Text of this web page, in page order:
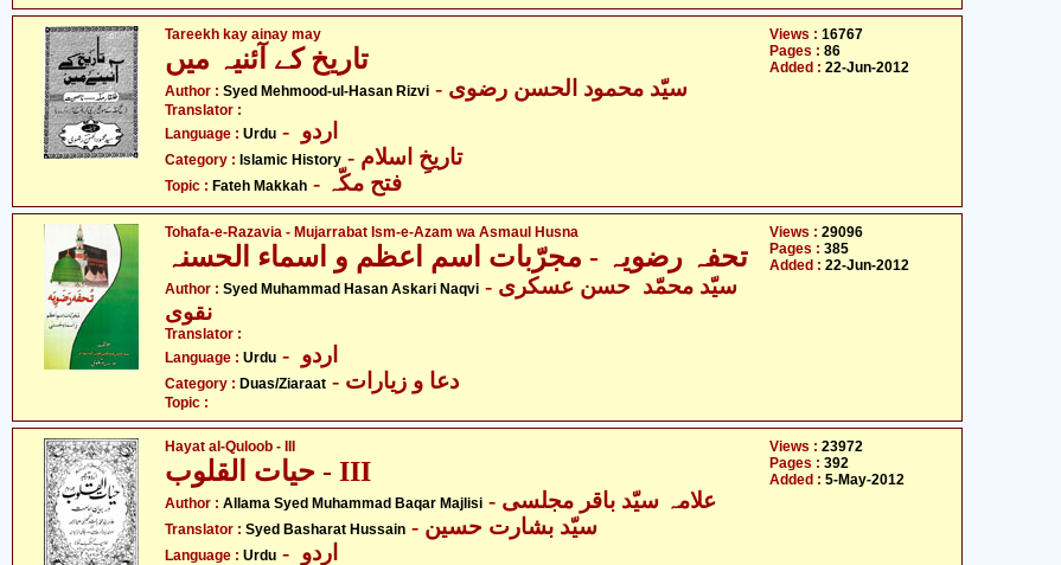
Tareekh kay ainay may
تاریخ کے آئنیہ میں
Author : Syed Mehmood-ul-Hasan Rizvi - سیّد محمود الحسن رضوی
Translator :
Language : Urdu
Category : Islamic History - تاریخِ اسلام
Topic : Fateh Makkah - فتح مکّہ
Views : 16767
Pages : 86
Added : 22-Jun-2012
Tohafa-e-Razavia - Mujarrabat Ism-e-Azam wa Asmaul Husna
تحفہ رضویہ - مجرّبات اسم اعظم و اسماء الحسنہ
Author : Syed Muhammad Hasan Askari Naqvi - سیّد محمّد حسن عسکری
نقوی
Translator :
Language : Urdu
Category : Duas/Ziaraat - دعا و زیارات
Topic :
Views : 29096
Pages : 385
Added : 22-Jun-2012
Hayat al-Quloob - III
حیات القلوب - III
Author : Allama Syed Muhammad Baqar Majlisi
Translator : Syed Basharat Hussain - سیّد بشارت حسین
Language : Urdu
Views : 23972
Pages : 392
Added : 5-May-2012